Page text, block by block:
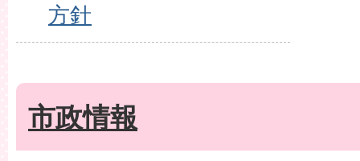
方針
市政情報